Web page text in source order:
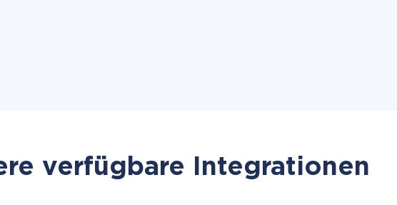
verfügbare Integrationen